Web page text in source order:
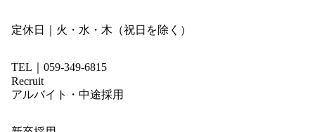
定休日｜火・水・木（祝日を除く）
TEL｜059-349-6815
Recruit
アルバイト・中途採用